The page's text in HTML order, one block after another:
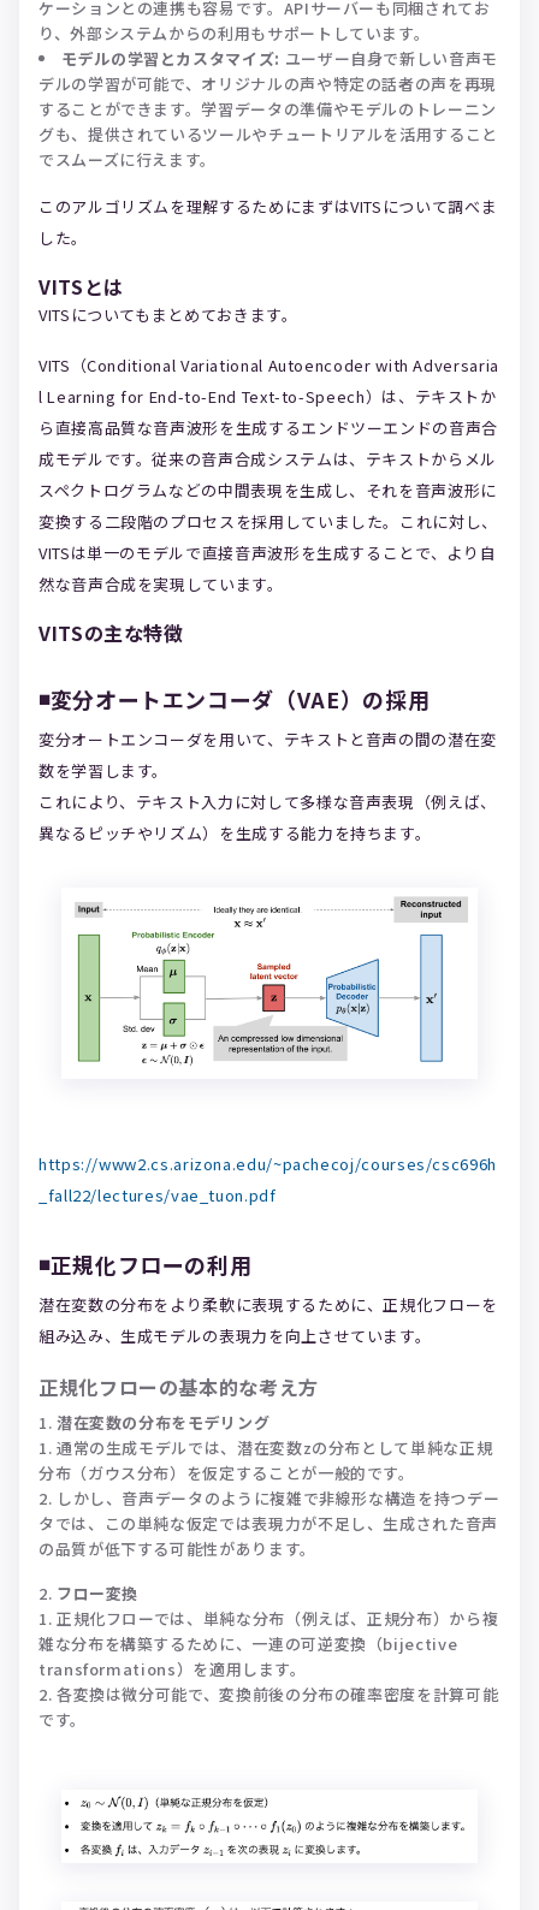
ケーションとの連携も容易です。APIサーバーも同梱されてお
り、外部システムからの利用もサポートしています。
モデルの学習とカスタマイズ: ユーザー自身で新しい音声モ
デルの学習が可能で、オリジナルの声や特定の話者の声を再現
することができます。学習データの準備やモデルのトレーニン
グも、提供されているツールやチュートリアルを活用すること
でスムーズに行えます。
このアルゴリズムを理解するためにまずはVITSについて調べま
した。
VITSとは
VITSについてもまとめておきます。
VITS（Conditional Variational Autoencoder with Adversaria
l Learning for End-to-End Text-to-Speech）は、テキストか
ら直接高品質な音声波形を生成するエンドツーエンドの音声合
成モデルです。従来の音声合成システムは、テキストからメル
スペクトログラムなどの中間表現を生成し、それを音声波形に
変換する二段階のプロセスを採用していました。これに対し、
VITSは単一のモデルで直接音声波形を生成することで、より自
然な音声合成を実現しています。
VITSの主な特徴
◾️変分オートエンコーダ（VAE）の採用
変分オートエンコーダを用いて、テキストと音声の間の潜在変
数を学習します。
これにより、テキスト入力に対して多様な音声表現（例えば、
異なるピッチやリズム）を生成する能力を持ちます。
https://www2.cs.arizona.edu/~pachecoj/courses/csc696h
_fall22/lectures/vae_tuon.pdf
◾️正規化フローの利用
潜在変数の分布をより柔軟に表現するために、正規化フローを
組み込み、生成モデルの表現力を向上させています。
正規化フローの基本的な考え方
潜在変数の分布をモデリング
通常の生成モデルでは、潜在変数zの分布として単純な正規
分布（ガウス分布）を仮定することが一般的です。
しかし、音声データのように複雑で非線形な構造を持つデー
タでは、この単純な仮定では表現力が不足し、生成された音声
の品質が低下する可能性があります。
フロー変換
正規化フローでは、単純な分布（例えば、正規分布）から複
雑な分布を構築するために、一連の可逆変換（bijective
transformations）を適用します。
各変換は微分可能で、変換前後の分布の確率密度を計算可能
です。